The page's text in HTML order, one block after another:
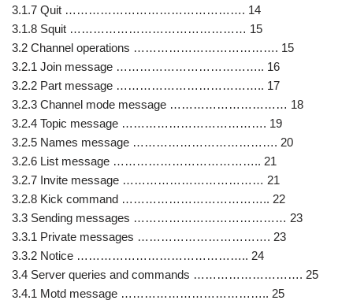
3.1.7 Quit ………………………………………. 14
3.1.8 Squit ……………………………………… 15
3.2 Channel operations ………………………………. 15
3.2.1 Join message ……………………………….. 16
3.2.2 Part message ……………………………….. 17
3.2.3 Channel mode message ………………………… 18
3.2.4 Topic message ………………………………. 19
3.2.5 Names message ………………………………. 20
3.2.6 List message ……………………………….. 21
3.2.7 Invite message ……………………………… 21
3.2.8 Kick command ……………………………….. 22
3.3 Sending messages ………………………………… 23
3.3.1 Private messages ……………………………. 23
3.3.2 Notice …………………………………….. 24
3.4 Server queries and commands ………………………. 25
3.4.1 Motd message ……………………………….. 25